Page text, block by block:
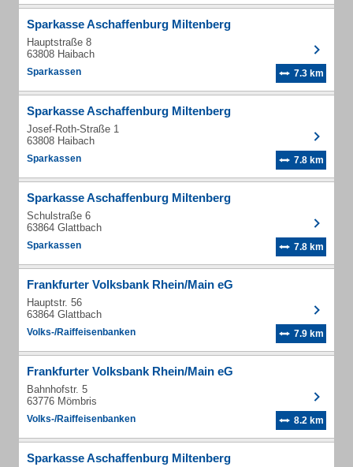
Sparkasse Aschaffenburg Miltenberg
Hauptstraße 8
63808 Haibach
Sparkassen 7.3 km
Sparkasse Aschaffenburg Miltenberg
Josef-Roth-Straße 1
63808 Haibach
Sparkassen 7.8 km
Sparkasse Aschaffenburg Miltenberg
Schulstraße 6
63864 Glattbach
Sparkassen 7.8 km
Frankfurter Volksbank Rhein/Main eG
Hauptstr. 56
63864 Glattbach
Volks-/Raiffeisenbanken 7.9 km
Frankfurter Volksbank Rhein/Main eG
Bahnhofstr. 5
63776 Mömbris
Volks-/Raiffeisenbanken 8.2 km
Sparkasse Aschaffenburg Miltenberg